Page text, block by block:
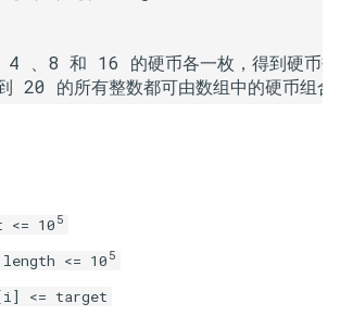
奇数位于
的链表
符得到回
个数
第 n 个结
节点
4 、8 和 16 的硬币各一枚，得到
20 的所有整数都可由数组中的硬币组
<= 10 5
<= 10 5
<= target